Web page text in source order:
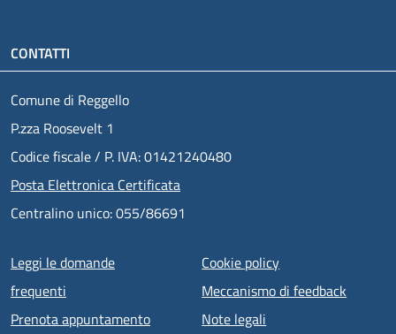
CONTATTI
Comune di Reggello
P.zza Roosevelt 1
Codice fiscale / P. IVA: 01421240480
Posta Elettronica Certificata
Centralino unico: 055/86691
Menu piè di pagina
Leggi le domande
frequenti
Prenota appuntamento
Cookie policy
Meccanismo di feedback
Note legali